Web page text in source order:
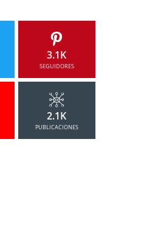
3.1K
SEGUIDORES
2.1K
PUBLICACIONES